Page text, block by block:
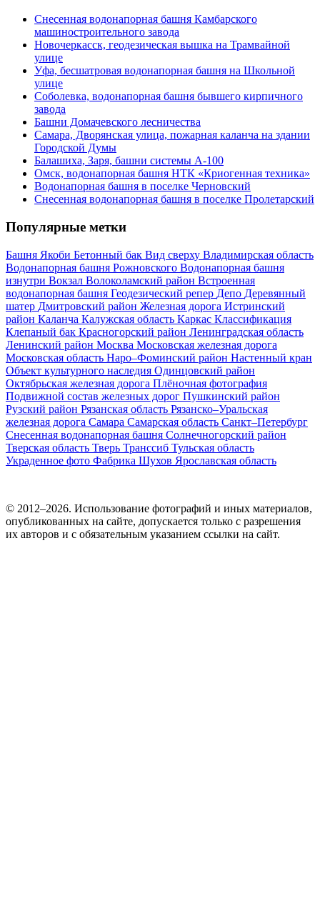
Снесенная водонапорная башня Камбарского
машиностроительного завода
Новочеркасск, геодезическая вышка на Трамвайной
улице
Уфа, бесшатровая водонапорная башня на Школьной
улице
Соболевка, водонапорная башня бывшего кирпичного
завода
Башни Домачевского лесничества
Самара, Дворянская улица, пожарная каланча на здании
Городской Думы
Балашиха, Заря, башни системы А-100
Омск, водонапорная башня НТК «Криогенная техника»
Водонапорная башня в поселке Черновский
Снесенная водонапорная башня в поселке Пролетарский
Популярные метки
Башня Якоби Бетонный бак Вид сверху Владимирская область
Водонапорная башня Рожновского Водонапорная башня
изнутри Вокзал Волоколамский район Встроенная
водонапорная башня Геодезический репер Депо Деревянный
шатер Дмитровский район Железная дорога Истринский
район Каланча Калужская область Каркас Классификация
Клепаный бак Красногорский район Ленинградская область
Ленинский район Москва Московская железная дорога
Московская область Наро–Фоминский район Настенный кран
Объект культурного наследия Одинцовский район
Октябрьская железная дорога Плёночная фотография
Подвижной состав железных дорог Пушкинский район
Рузский район Рязанская область Рязанско–Уральская
железная дорога Самара Самарская область Санкт–Петербург
Снесенная водонапорная башня Солнечногорский район
Тверская область Тверь Транссиб Тульская область
Украденное фото Фабрика Шухов Ярославская область
© 2012–2026. Использование фотографий и иных материалов,
опубликованных на сайте, допускается только с разрешения
их авторов и c обязательным указанием ссылки на сайт.